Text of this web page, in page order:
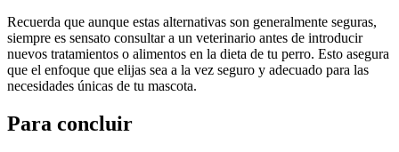
Recuerda que aunque estas alternativas son generalmente seguras,
siempre es sensato consultar a un veterinario antes de introducir
nuevos tratamientos o alimentos en la dieta de tu perro. Esto asegura
que el enfoque que elijas sea a la vez seguro y adecuado para las
necesidades únicas de tu mascota.
Para concluir